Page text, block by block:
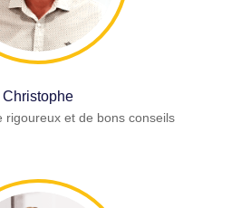
Christophe
rigoureux et de bons conseils